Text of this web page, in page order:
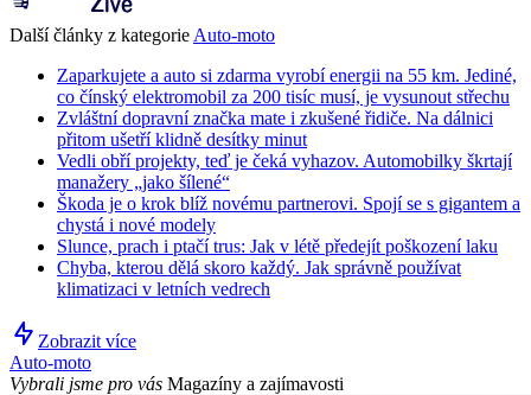
Další články z kategorie Auto-moto
Zaparkujete a auto si zdarma vyrobí energii na 55 km. Jediné,
co čínský elektromobil za 200 tisíc musí, je vysunout střechu
Zvláštní dopravní značka mate i zkušené řidiče. Na dálnici
přitom ušetří klidně desítky minut
Vedli obří projekty, teď je čeká vyhazov. Automobilky škrtají
manažery „jako šílené“
Škoda je o krok blíž novému partnerovi. Spojí se s gigantem a
chystá i nové modely
Slunce, prach i ptačí trus: Jak v létě předejít poškození laku
Chyba, kterou dělá skoro každý. Jak správně používat
klimatizaci v letních vedrech
Zobrazit více
Auto-moto
Vybrali jsme pro vás Magazíny a zajímavosti